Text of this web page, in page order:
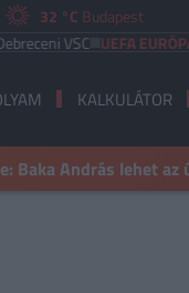
32 °C Budapest
UEFA EURÓPA LIGA
KALKULÁTOR
Baka András lehet az